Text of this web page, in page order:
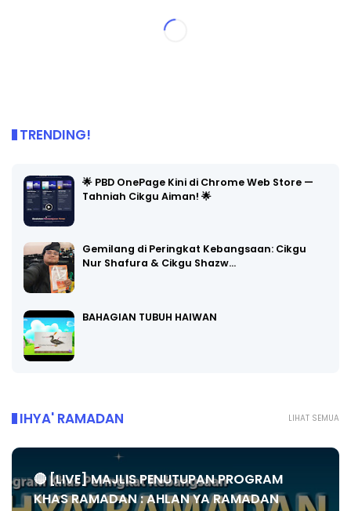
TRENDING!
🌟 PBD OnePage Kini di Chrome Web Store —
Tahniah Cikgu Aiman! 🌟
Gemilang di Peringkat Kebangsaan: Cikgu
Nur Shafura & Cikgu Shazw…
BAHAGIAN TUBUH HAIWAN
LIHAT SEMUA
IHYA' RAMADAN
🔴 [LIVE] MAJLIS PENUTUPAN PROGRAM
KHAS RAMADAN : AHLAN YA RAMADAN